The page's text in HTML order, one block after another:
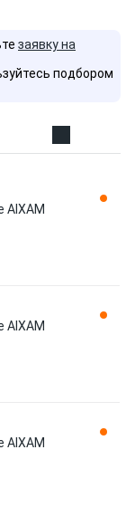
заявку на
подбором
AIXAM
AIXAM
AIXAM